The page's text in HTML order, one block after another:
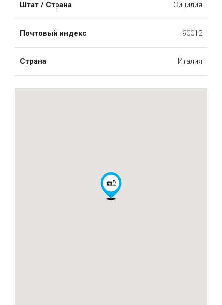
Штат / Страна Сицилия
Почтовый индекс 90012
Страна Италия